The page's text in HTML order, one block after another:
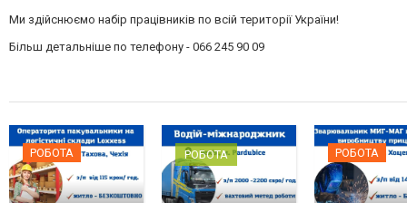
Ми здійснюємо набір працівників по всій території України!
Більш детальніше по телефону - 066 245 90 09
РОБОТА РОБОТА РОБОТА